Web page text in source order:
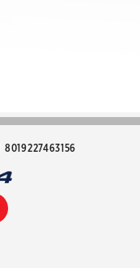
8019227463156